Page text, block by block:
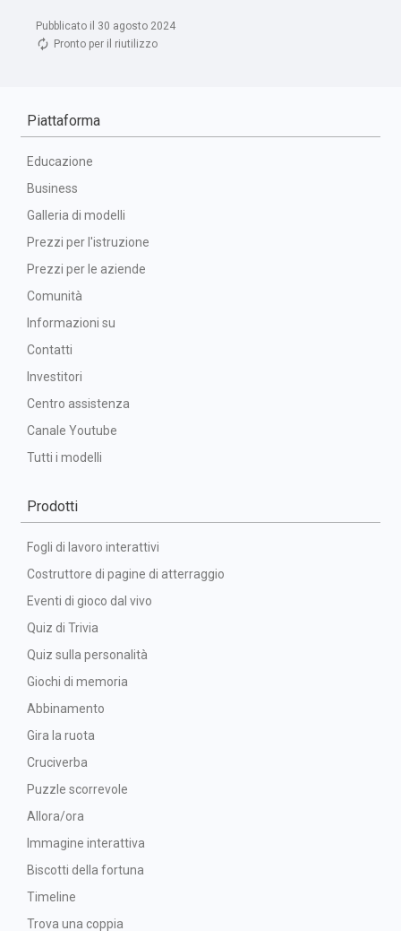
Pubblicato il 30 agosto 2024
Pronto per il riutilizzo
Piattaforma
Educazione
Business
Galleria di modelli
Prezzi per l'istruzione
Prezzi per le aziende
Comunità
Informazioni su
Contatti
Investitori
Centro assistenza
Canale Youtube
Tutti i modelli
Prodotti
Fogli di lavoro interattivi
Costruttore di pagine di atterraggio
Eventi di gioco dal vivo
Quiz di Trivia
Quiz sulla personalità
Giochi di memoria
Abbinamento
Gira la ruota
Cruciverba
Puzzle scorrevole
Allora/ora
Immagine interattiva
Biscotti della fortuna
Timeline
Trova una coppia